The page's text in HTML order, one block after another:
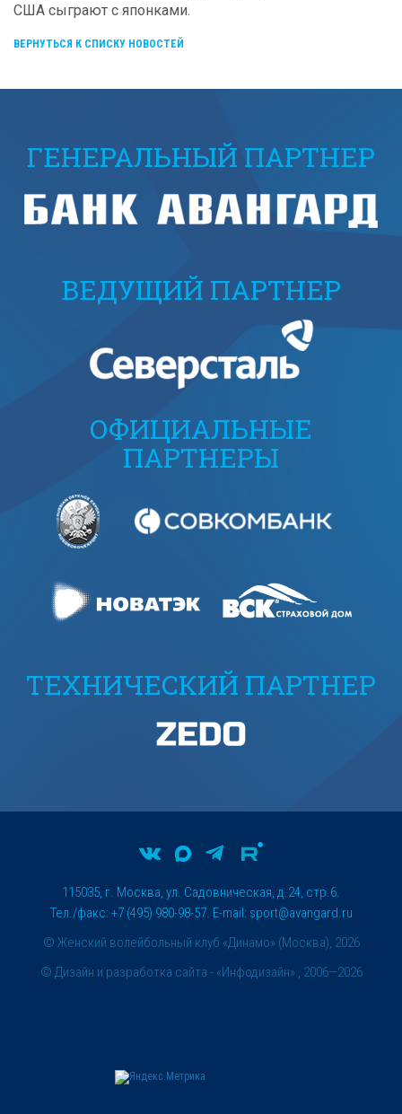
США сыграют с японками.
ВЕРНУТЬСЯ К СПИСКУ НОВОСТЕЙ
ГЕНЕРАЛЬНЫЙ ПАРТНЕР
ВЕДУЩИЙ ПАРТНЕР
ОФИЦИАЛЬНЫЕ
ПАРТНЕРЫ
ТЕХНИЧЕСКИЙ ПАРТНЕР
© Женский волейбольный клуб «Динамо» (Москва), 2026
115035, г. Москва, ул. Садовническая, д.24, стр.6.
Тел./факс: +7 (495) 980-98-57. E-mail: sport@avangard.ru
© Дизайн и разработка сайта - «Инфодизайн» , 2006—2026